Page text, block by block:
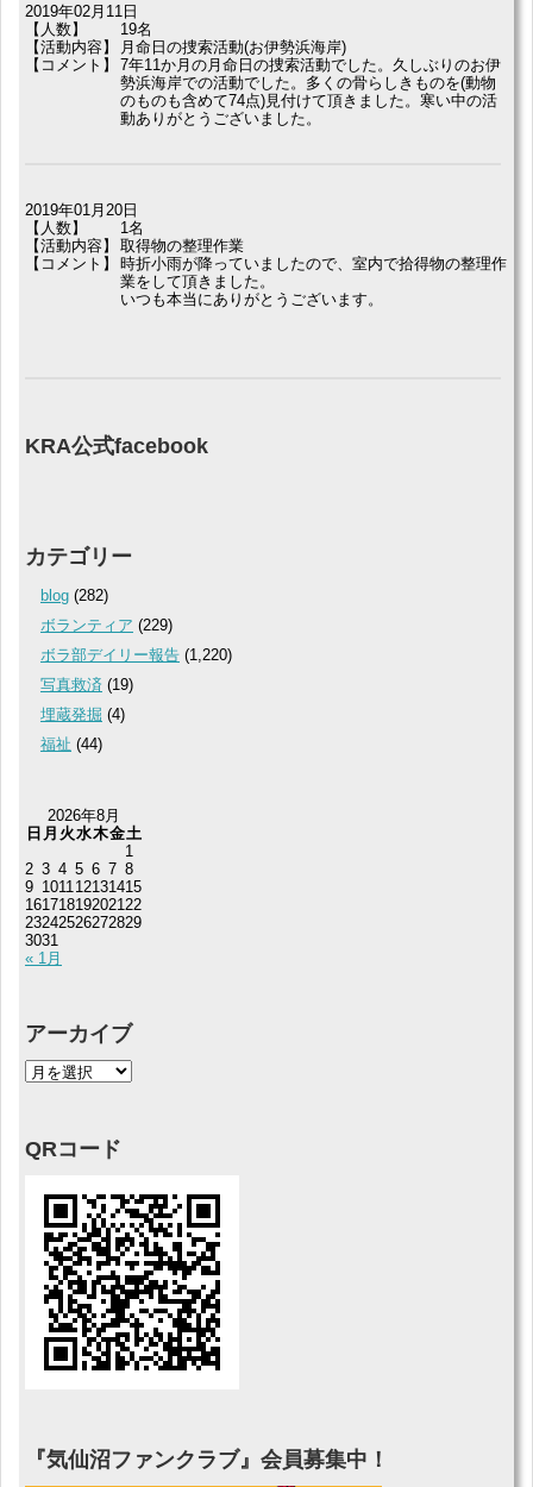
2019年02月11日
【人数】
19名
【活動内容】
月命日の捜索活動(お伊勢浜海岸)
【コメント】
7年11か月の月命日の捜索活動でした。久しぶりのお伊
勢浜海岸での活動でした。多くの骨らしきものを(動物
のものも含めて74点)見付けて頂きました。寒い中の活
動ありがとうございました。
2019年01月20日
【人数】
1名
【活動内容】
取得物の整理作業
【コメント】
時折小雨が降っていましたので、室内で拾得物の整理作
業をして頂きました。
いつも本当にありがとうございます。
KRA公式facebook
カテゴリー
blog (282)
ボランティア (229)
ボラ部デイリー報告 (1,220)
写真救済 (19)
埋蔵発掘 (4)
福祉 (44)
2026年8月
日 月 火水木金土
« 1月
1
2 3 4 5 6 7 8
9 1011 12131415
161718192021 22
23242526272829
3031
アーカイブ
QRコード
『気仙沼ファンクラブ』会員募集中！